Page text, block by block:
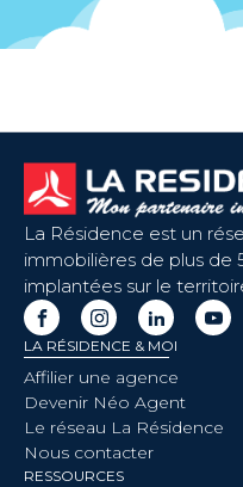
La Résidence est un
immobilières de plus de
implantées sur le
LA RÉSIDENCE & MOI
Affilier une agence
Devenir Néo Agent
Le réseau La Résidence
Nous contacter
RESSOURCES